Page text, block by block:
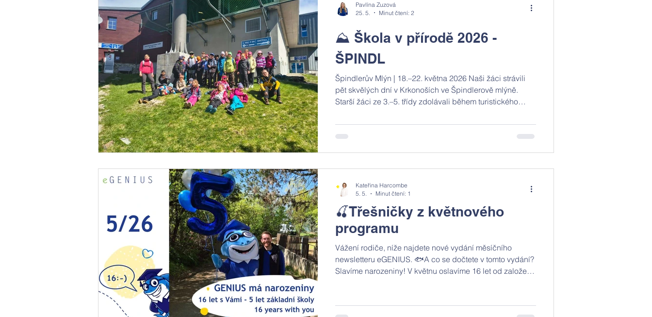
⛰️ Škola v přírodě 2026 -
ŠPINDL
Špindlerův Mlýn | 18.–22. května 2026 Naši žáci strávili
pět skvělých dní v Krkonoších ve Špindlerově mlýně.
Starší žáci ze 3.–5. třídy zdolávali během turistického
korunami stromů, pevnost Stachelberg a harrachovskou
sklárnu až po samotnou Sněžku. Prvňáci a druháci si
se spoustou zážitků. 🥾 Turistický kurz: krok z
Pavlína Zuzová
25. 5.
Minut čtení: 2
🍒Třešničky z květnového
programu
Vážení rodiče, níže najdete nové vydání měsíčního
newsletteru eGENIUS. 🐟A co se dočtete v tomto vydání? ​
​Slavíme narozeniny!​ V květnu oslavíme 16 let od založení
čeká turisticko-plavecký kurz ve Špindlerově Mlýně. Ani
Kateřina Harcombe
5. 5.
Minut čtení: 1